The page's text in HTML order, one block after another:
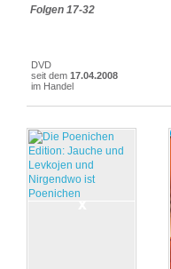
Folgen 17-32
DVD
seit dem 17.04.2008
im Handel